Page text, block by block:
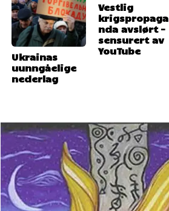
Ukrainas
uunngåelige
nederlag
Vestlig
krigspropaga
nda avslørt –
sensurert av
YouTube